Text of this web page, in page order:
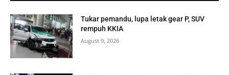
Tukar pemandu, lupa letak gear P, SUV
rempuh KKIA
August 9, 2026